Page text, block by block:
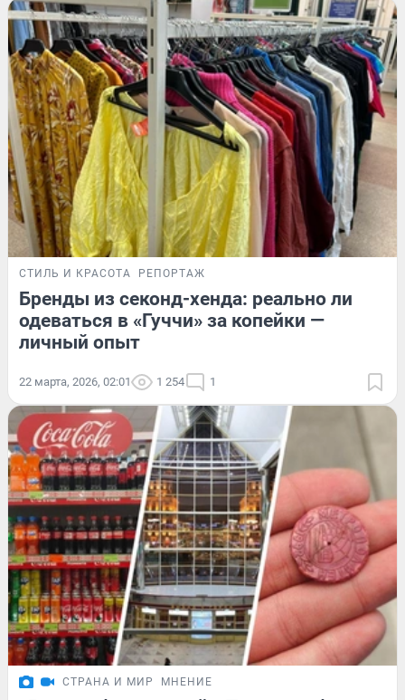
СТИЛЬ И КРАСОТА РЕПОРТАЖ
Бренды из секонд-хенда: реально ли
одеваться в «Гуччи» за копейки —
личный опыт
22 марта, 2026, 02:01 1 254 1
СТРАНА И МИР МНЕНИЕ